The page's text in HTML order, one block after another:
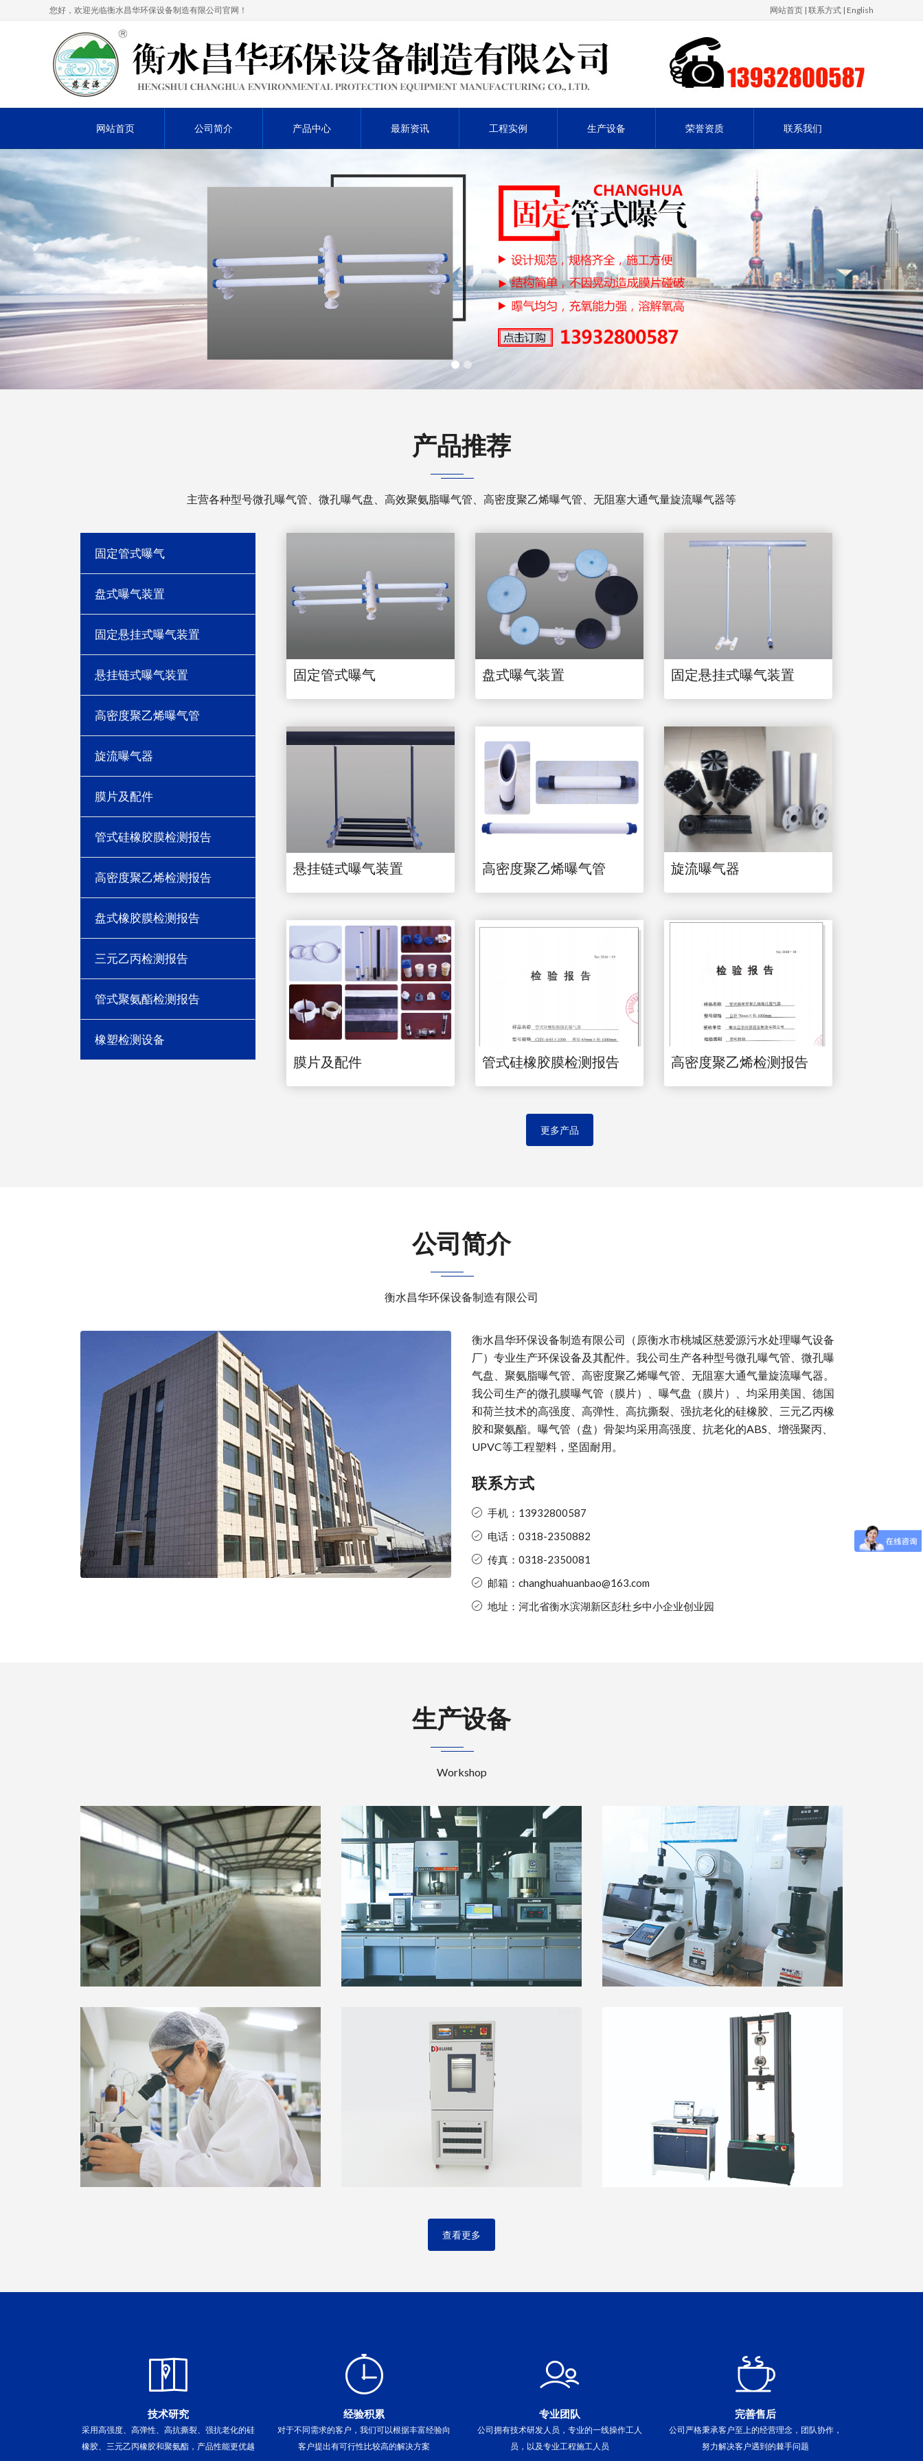
您好，欢迎光临衡水昌华环保设备制造有限公司官网！ 网站首页 | 联系方式 | English
网站首页 公司简介 产品中心 最新资讯 工程实例 生产设备 荣誉资质 联系我们
产品推荐
主营各种型号微孔曝气管、微孔曝气盘、高效聚氨脂曝气管、高密度聚乙烯曝气管、无阻塞大通气量旋流曝气器等
固定管式曝气
盘式曝气装置
固定悬挂式曝气装置
悬挂链式曝气装置
高密度聚乙烯曝气管
旋流曝气器
膜片及配件
管式硅橡胶膜检测报告
高密度聚乙烯检测报告
盘式橡胶膜检测报告
三元乙丙检测报告
管式聚氨酯检测报告
橡塑检测设备
固定管式曝气 盘式曝气装置 固定悬挂式曝气装置
悬挂链式曝气装置 高密度聚乙烯曝气管 旋流曝气器
膜片及配件 管式硅橡胶膜检测报告 高密度聚乙烯检测报告
更多产品
公司简介
衡水昌华环保设备制造有限公司
衡水昌华环保设备制造有限公司（原衡水市桃城区慈爱源污水处理曝气设备
厂）专业生产环保设备及其配件。我公司生产各种型号微孔曝气管、微孔曝
气盘、聚氨脂曝气管、高密度聚乙烯曝气管、无阻塞大通气量旋流曝气器。
我公司生产的微孔膜曝气管（膜片）、曝气盘（膜片）、均采用美国、德国
和荷兰技术的高强度、高弹性、高抗撕裂、强抗老化的硅橡胶、三元乙丙橡
胶和聚氨酯。曝气管（盘）骨架均采用高强度、抗老化的ABS、增强聚丙、
UPVC等工程塑料，坚固耐用。
联系方式
手机：13932800587
电话：0318-2350882
传真：0318-2350081
邮箱：changhuahuanbao@163.com
地址：河北省衡水滨湖新区彭杜乡中小企业创业园
生产设备
Workshop
查看更多
技术研究
采用高强度、高弹性、高抗撕裂、强抗老化的硅
橡胶、三元乙丙橡胶和聚氨酯，产品性能更优越
经验积累
对于不同需求的客户，我们可以根据丰富经验向
客户提出有可行性比较高的解决方案
专业团队
公司拥有技术研发人员，专业的一线操作工人
员，以及专业工程施工人员
完善售后
公司严格秉承客户至上的经营理念，团队协作，
努力解决客户遇到的棘手问题